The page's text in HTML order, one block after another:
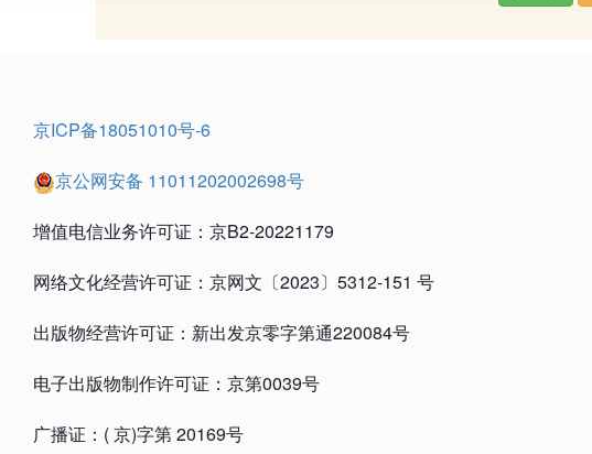
京ICP备18051010号-6
京公网安备 11011202002698号
增值电信业务许可证：京B2-20221179
网络文化经营许可证：京网文〔2023〕5312-151 号
出版物经营许可证：新出发京零字第通220084号
电子出版物制作许可证：京第0039号
广播证：( 京)字第 20169号